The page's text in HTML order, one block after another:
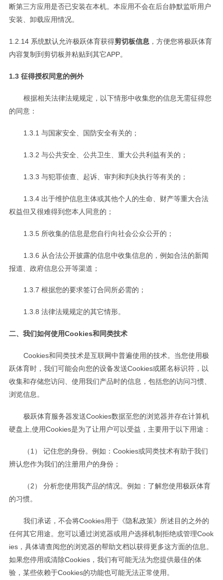
断第三方应用是否已安装在本机。本应用不会在后台静默监听用户
安装、卸载应用情况。
1.2.14 系统默认允许极跃体育获得剪切板信息，方便您将极跃体育
内容复制到剪切板并粘贴到其它APP。
1.3 征得授权同意的例外
根据相关法律法规规定，以下情形中收集您的信息无需征得您
的同意：
1.3.1 与国家安全、国防安全有关的；
1.3.2 与公共安全、公共卫生、重大公共利益有关的；
1.3.3 与犯罪侦查、起诉、审判和判决执行等有关的；
1.3.4 出于维护信息主体或其他个人的生命、财产等重大合法
权益但又很难得到您本人同意的；
1.3.5 所收集的信息是您自行向社会公众公开的；
1.3.6 从合法公开披露的信息中收集信息的，例如合法的新闻
报道、政府信息公开等渠道；
1.3.7 根据您的要求签订合同所必需的；
1.3.8 法律法规规定的其它情形。
二、我们如何使用Cookies和同类技术
Cookies和同类技术是互联网中普遍使用的技术。当您使用极
跃体育时，我们可能会向您的设备发送Cookies或匿名标识符，以
收集和存储您访问、使用我们产品时的信息，包括您的访问习惯、
浏览信息。
极跃体育服务器发送Cookies数据至您的浏览器并存在计算机
硬盘上,使用Cookies是为了让用户可以受益，主要用于以下用途：
（1） 记住您的身份。例如：Cookies或同类技术有助于我们
辨认您作为我们的注册用户的身份；
（2） 分析您使用我产品的情况。例如：了解您使用极跃体育
的习惯。
我们承诺，不会将Cookies用于《隐私政策》所述目的之外的
任何其它用途。您可以通过浏览器或用户选择机制拒绝或管理Cook
ies，具体请查阅您的浏览器的帮助文档以获得更多这方面的信息。
如果您停用或清除Cookies，我们有可能无法为您提供最佳的体
验，某些依赖于Cookies的功能也可能无法正常使用。